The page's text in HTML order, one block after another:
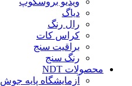
دیاگ
رال رنگ
کراس کات
براقیت سنج
رنگ سنج
محصولات NDT
آزمایشگاه پایه جوش